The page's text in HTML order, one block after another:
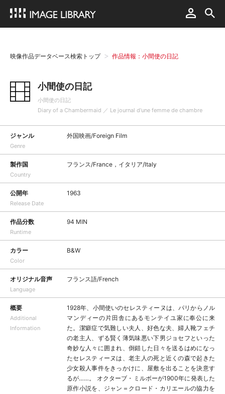
映像作品データベース検索トップ 作品情報：小間使の日記
小間使の日記
小間使の日記
Diary of a Chambermaid ／ Le journal d'une femme de chambre
ジャンル
Genre
外国映画/Foreign Film
製作国
Country
フランス/France，イタリア/Italy
公開年
Release Date
1963
作品分数
Runtime
94 MIN
カラー
Color
B&W
オリジナル音声
Language
フランス語/French
概要
Additional
Information
1928年、小間使いのセレスティーヌは、パリからノル
マンディーの片田舎にあるモンテイユ家に奉公に来
た。潔癖症で気難しい夫人、好色な夫、婦人靴フェチ
の老主人、ずる賢く薄気味悪い下男ジョセフといった
奇妙な人々に囲まれ、倒錯した日々を送るはめになっ
たセレスティーヌは、老主人の死と近くの森で起きた
少女殺人事件をきっかけに、屋敷を出ることを決意す
るが……。 オクターブ・ミルボーが1900年に発表した
原作小説を、ジャン＝クロード・カリエールの協力を